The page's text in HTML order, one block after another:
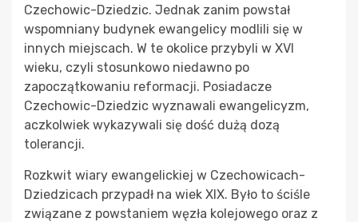
Czechowic-Dziedzic. Jednak zanim powstał
wspomniany budynek ewangelicy modlili się w
innych miejscach. W te okolice przybyli w XVI
wieku, czyli stosunkowo niedawno po
zapoczątkowaniu reformacji. Posiadacze
Czechowic-Dziedzic wyznawali ewangelicyzm,
aczkolwiek wykazywali się dość dużą dozą
tolerancji.
Rozkwit wiary ewangelickiej w Czechowicach-
Dziedzicach przypadł na wiek XIX. Było to ściśle
związane z powstaniem węzła kolejowego oraz z